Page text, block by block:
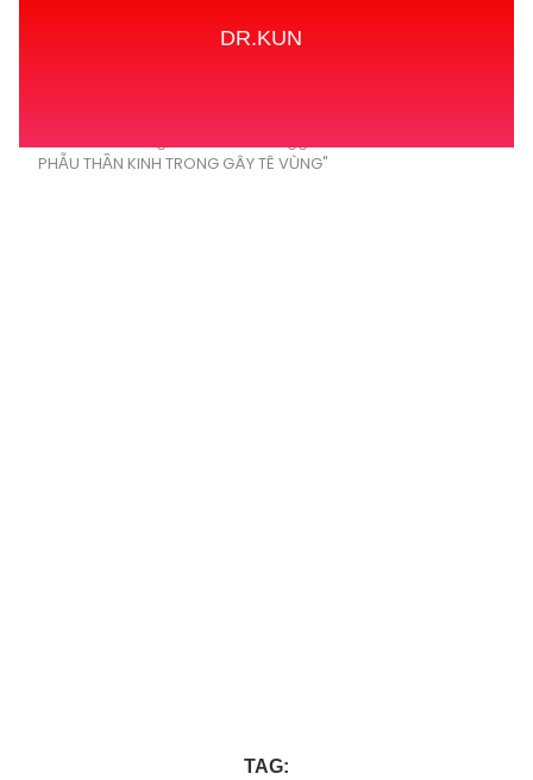
DR.KUN
PHẪU THẦN KINH TRONG GÂY TÊ VÙNG"
TAG: